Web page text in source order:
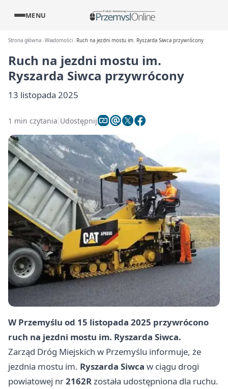
MENU
Strona główna Wiadomości Ruch na jezdni mostu im. Ryszarda Siwca przywrócony
Ruch na jezdni mostu im.
Ryszarda Siwca przywrócony
13 listopada 2025
1 min czytania Udostępnij
W Przemyślu od 15 listopada 2025 przywrócono
ruch na jezdni mostu im. Ryszarda Siwca.
Zarząd Dróg Miejskich w Przemyślu informuje, że
jezdnia mostu im. Ryszarda Siwca w ciągu drogi
powiatowej nr2162Rzostała udostępniona dla ruchu.